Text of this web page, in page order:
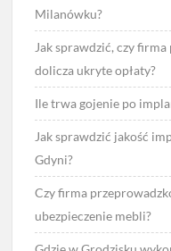
Milanówku?
Jak sprawdzić, czy
dolicza ukryte opłaty?
Ile trwa gojenie po
Jak sprawdzić jakość
Gdyni?
Czy firma
ubezpieczenie mebli?